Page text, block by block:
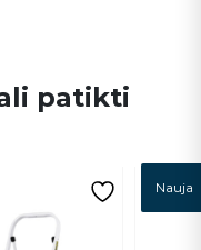
patikti
Nauja